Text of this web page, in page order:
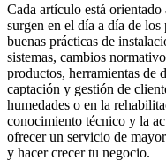
Cada artículo está
surgen en el día a día de
buenas prácticas de
sistemas, cambios
productos, herramientas de
captación y gestión de
humedades o en la
conocimiento técnico y la
ofrecer un servicio de
y hacer crecer tu negocio.